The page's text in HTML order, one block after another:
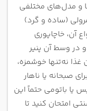
و مدل‌های مختلفی
(ساده و گرد)
آن، خاچاپوری
در وسط آن پنیر
غذا نه‌تنها خوشمزه،
صبحانه یا ناهار
یا باتومی حتماً این
امتحان کنید تا